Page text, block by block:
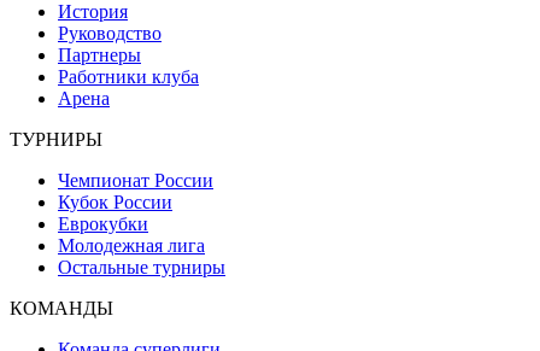
История
Руководство
Партнеры
Работники клуба
Арена
ТУРНИРЫ
Чемпионат России
Кубок России
Еврокубки
Молодежная лига
Остальные турниры
КОМАНДЫ